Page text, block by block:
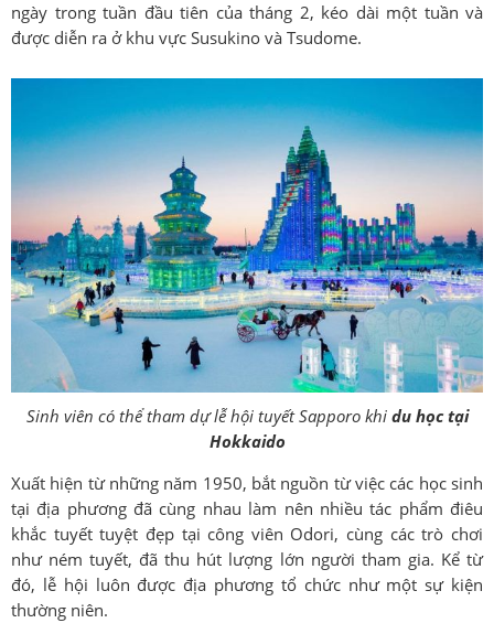
ngày trong tuần đầu tiên của tháng 2, kéo dài một tuần và
được diễn ra ở khu vực Susukino và Tsudome.
Sinh viên có thể tham dự lễ hội tuyết Sapporo khi du học tại
Hokkaido
Xuất hiện từ những năm 1950, bắt nguồn từ việc các học sinh
tại địa phương đã cùng nhau làm nên nhiều tác phẩm điêu
khắc tuyết tuyệt đẹp tại công viên Odori, cùng các trò chơi
như ném tuyết, đã thu hút lượng lớn người tham gia. Kể từ
đó, lễ hội luôn được địa phương tổ chức như một sự kiện
thường niên.